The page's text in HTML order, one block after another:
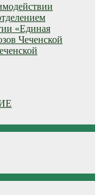
«Единая
Чеченской